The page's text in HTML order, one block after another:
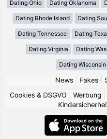
Dating Ohio Dating Oklahoma
Dating Rhode Island Dating
Dating Tennessee Dating
Dating Virginia Dating
Dating Wisconsin
News| Fakes|
Cookies & DSGVO
Werbung